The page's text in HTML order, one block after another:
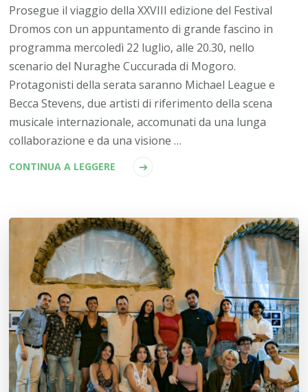
Prosegue il viaggio della XXVIII edizione del Festival
Dromos con un appuntamento di grande fascino in
programma mercoledì 22 luglio, alle 20.30, nello
scenario del Nuraghe Cuccurada di Mogoro.
Protagonisti della serata saranno Michael League e
Becca Stevens, due artisti di riferimento della scena
musicale internazionale, accomunati da una lunga
collaborazione e da una visione …
CONTINUA A LEGGERE